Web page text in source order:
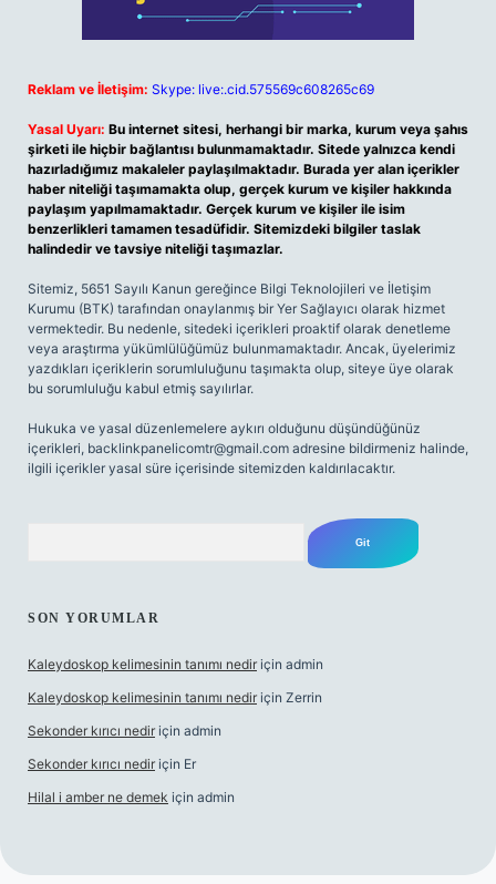
Reklam ve İletişim: Skype: live:.cid.575569c608265c69
Yasal Uyarı: Bu internet sitesi, herhangi bir marka, kurum veya şahıs
şirketi ile hiçbir bağlantısı bulunmamaktadır. Sitede yalnızca kendi
hazırladığımız makaleler paylaşılmaktadır. Burada yer alan içerikler
haber niteliği taşımamakta olup, gerçek kurum ve kişiler hakkında
paylaşım yapılmamaktadır. Gerçek kurum ve kişiler ile isim
benzerlikleri tamamen tesadüfidir. Sitemizdeki bilgiler taslak
halindedir ve tavsiye niteliği taşımazlar.
Sitemiz, 5651 Sayılı Kanun gereğince Bilgi Teknolojileri ve İletişim
Kurumu (BTK) tarafından onaylanmış bir Yer Sağlayıcı olarak hizmet
vermektedir. Bu nedenle, sitedeki içerikleri proaktif olarak denetleme
veya araştırma yükümlülüğümüz bulunmamaktadır. Ancak, üyelerimiz
yazdıkları içeriklerin sorumluluğunu taşımakta olup, siteye üye olarak
bu sorumluluğu kabul etmiş sayılırlar.
Hukuka ve yasal düzenlemelere aykırı olduğunu düşündüğünüz
içerikleri, backlinkpanelicomtr@gmail.com adresine bildirmeniz halinde,
ilgili içerikler yasal süre içerisinde sitemizden kaldırılacaktır.
SON YORUMLAR
Kaleydoskop kelimesinin tanımı nedir için admin
Kaleydoskop kelimesinin tanımı nedir için Zerrin
Sekonder kırıcı nedir için admin
Sekonder kırıcı nedir için Er
Hilal i amber ne demek için admin